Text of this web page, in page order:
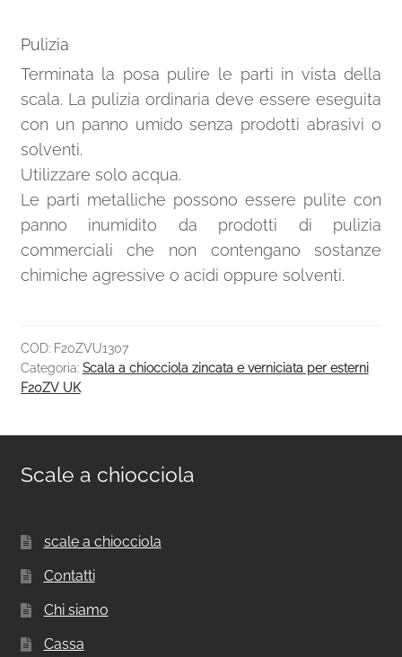
Pulizia
Terminata la posa pulire le parti in vista della
scala. La pulizia ordinaria deve essere eseguita
con un panno umido senza prodotti abrasivi o
solventi.
Utilizzare solo acqua.
Le parti metalliche possono essere pulite con
panno inumidito da prodotti di pulizia
commerciali che non contengano sostanze
chimiche agressive o acidi oppure solventi.
COD: F20ZVU1307
Categoria: Scala a chiocciola zincata e verniciata per esterni
F20ZV UK
Scale a chiocciola
scale a chiocciola
Contatti
Chi siamo
Cassa